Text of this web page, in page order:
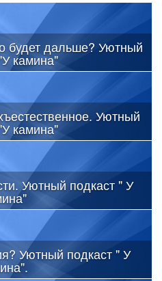
будет дальше? Уютный
камина"
Уютный
камина"
Уютный подкаст " У
Уютный подкаст " У